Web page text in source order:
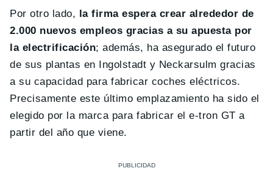
Por otro lado, la firma espera crear alrededor de
2.000 nuevos empleos gracias a su apuesta por
la electrificación; además, ha asegurado el futuro
de sus plantas en Ingolstadt y Neckarsulm gracias
a su capacidad para fabricar coches eléctricos.
Precisamente este último emplazamiento ha sido el
elegido por la marca para fabricar el e-tron GT a
partir del año que viene.